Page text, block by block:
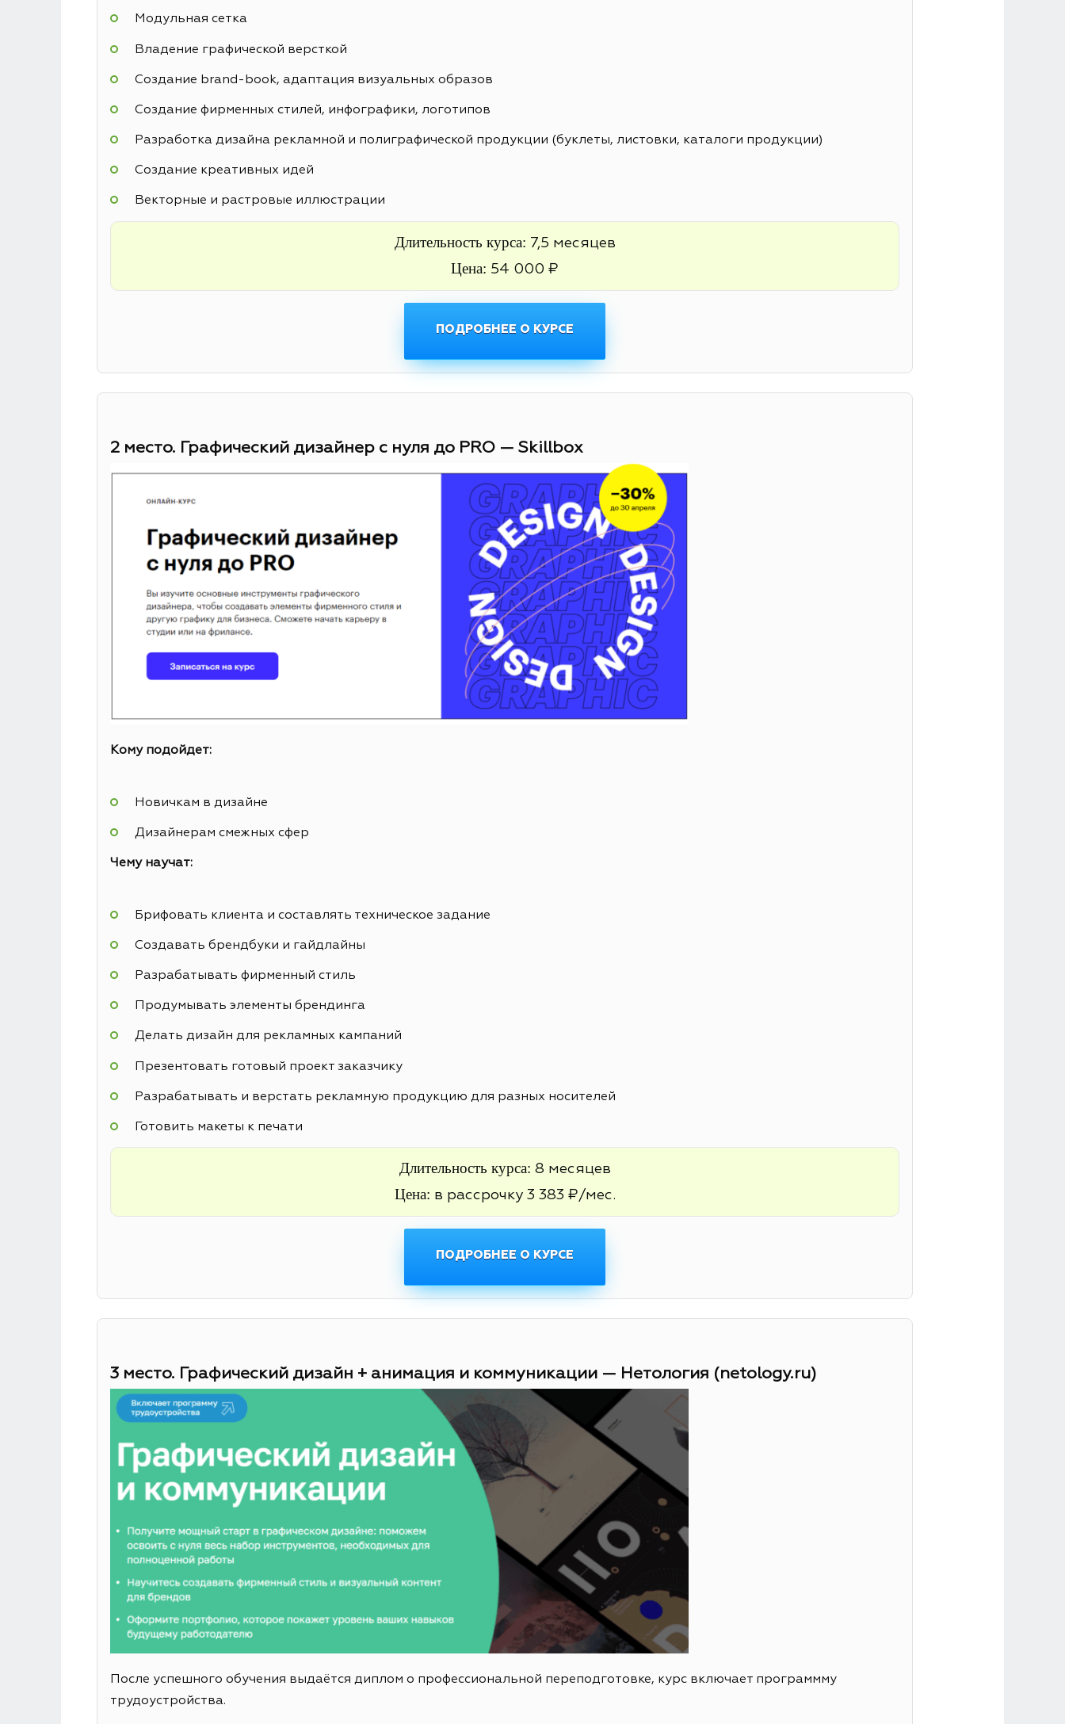
Модульная сетка
Владение графической версткой
Создание brand-book, адаптация визуальных образов
Создание фирменных стилей, инфографики, логотипов
Разработка дизайна рекламной и полиграфической продукции (буклеты, листовки, каталоги продукции)
Создание креативных идей
Векторные и растровые иллюстрации
Длительность курса: 7,5 месяцев
Цена: 54 000 ₽
ПОДРОБНЕЕ О КУРСЕ
2 место. Графический дизайнер с нуля до PRO — Skillbox
Кому подойдет:
Новичкам в дизайне
Дизайнерам смежных сфер
Чему научат:
Брифовать клиента и составлять техническое задание
Создавать брендбуки и гайдлайны
Разрабатывать фирменный стиль
Продумывать элементы брендинга
Делать дизайн для рекламных кампаний
Презентовать готовый проект заказчику
Разрабатывать и верстать рекламную продукцию для разных носителей
Готовить макеты к печати
Длительность курса: 8 месяцев
Цена: в рассрочку 3 383 ₽/мес.
ПОДРОБНЕЕ О КУРСЕ
3 место. Графический дизайн + анимация и коммуникации — Нетология (netology.ru)
После успешного обучения выдаётся диплом о профессиональной переподготовке, курс включает программму
трудоустройства.